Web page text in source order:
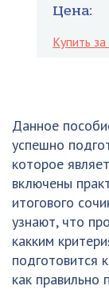
Цена:
Купить
Данное
успешно
которое
включены
итогового
узнают, что
какким
подготовится
как правильно